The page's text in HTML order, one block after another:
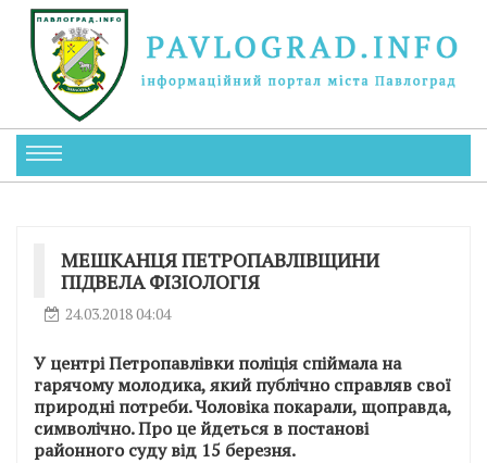
МЕШКАНЦЯ ПЕТРОПАВЛІВЩИНИ
ПІДВЕЛА ФІЗІОЛОГІЯ
24.03.2018 04:04
У центрі Петропавлівки поліція спіймала на
гарячому молодика, який публічно справляв свої
природні потреби. Чоловіка покарали, щоправда,
символічно. Про це йдеться в постанові
районного суду від 15 березня.